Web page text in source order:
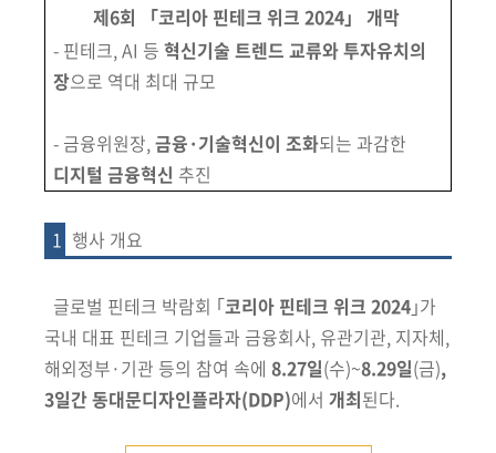
제6회 「코리아 핀테크 위크 2024」 개막
- 핀테크, AI 등 혁신기술 트렌드 교류와 투자유치의
장으로 역대 최대 규모
- 금융위원장,금융·기술혁신이 조화되는 과감한
디지털 금융혁신 추진
1 행사 개요
글로벌 핀테크 박람회 ｢코리아 핀테크 위크 2024｣가
국내 대표 핀테크 기업들과 금융회사, 유관기관, 지자체,
해외정부·기관 등의 참여 속에 8.27일(수)~8.29일(금),
3일간 동대문디자인플라자(DDP)에서 개최된다.